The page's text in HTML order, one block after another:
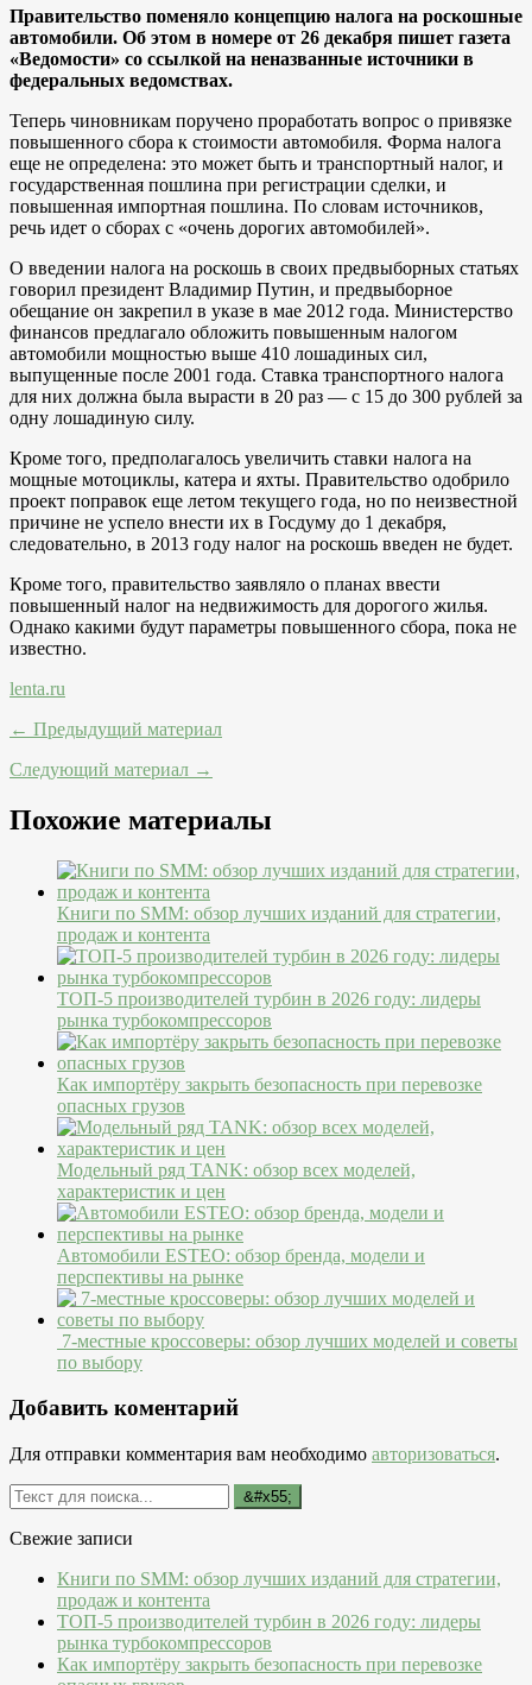
Правительство поменяло концепцию налога на роскошные
автомобили. Об этом в номере от 26 декабря пишет газета
«Ведомости» со ссылкой на неназванные источники в
федеральных ведомствах.
Теперь чиновникам поручено проработать вопрос о привязке
повышенного сбора к стоимости автомобиля. Форма налога
еще не определена: это может быть и транспортный налог, и
государственная пошлина при регистрации сделки, и
повышенная импортная пошлина. По словам источников,
речь идет о сборах с «очень дорогих автомобилей».
О введении налога на роскошь в своих предвыборных статьях
говорил президент Владимир Путин, и предвыборное
обещание он закрепил в указе в мае 2012 года. Министерство
финансов предлагало обложить повышенным налогом
автомобили мощностью выше 410 лошадиных сил,
выпущенные после 2001 года. Ставка транспортного налога
для них должна была вырасти в 20 раз — с 15 до 300 рублей за
одну лошадиную силу.
Кроме того, предполагалось увеличить ставки налога на
мощные мотоциклы, катера и яхты. Правительство одобрило
проект поправок еще летом текущего года, но по неизвестной
причине не успело внести их в Госдуму до 1 декабря,
следовательно, в 2013 году налог на роскошь введен не будет.
Кроме того, правительство заявляло о планах ввести
повышенный налог на недвижимость для дорогого жилья.
Однако какими будут параметры повышенного сбора, пока не
известно.
lenta.ru
← Предыдущий материал
Следующий материал →
Похожие материалы
Книги по SMM: обзор лучших изданий для стратегии,
продаж и контента
ТОП-5 производителей турбин в 2026 году: лидеры
рынка турбокомпрессоров
Как импортёру закрыть безопасность при перевозке
опасных грузов
Модельный ряд TANK: обзор всех моделей,
характеристик и цен
Автомобили ESTEO: обзор бренда, модели и
перспективы на рынке
7-местные кроссоверы: обзор лучших моделей и советы
по выбору
Добавить коментарий
Для отправки комментария вам необходимо авторизоваться.
Свежие записи
Книги по SMM: обзор лучших изданий для стратегии,
продаж и контента
ТОП-5 производителей турбин в 2026 году: лидеры
рынка турбокомпрессоров
Как импортёру закрыть безопасность при перевозке